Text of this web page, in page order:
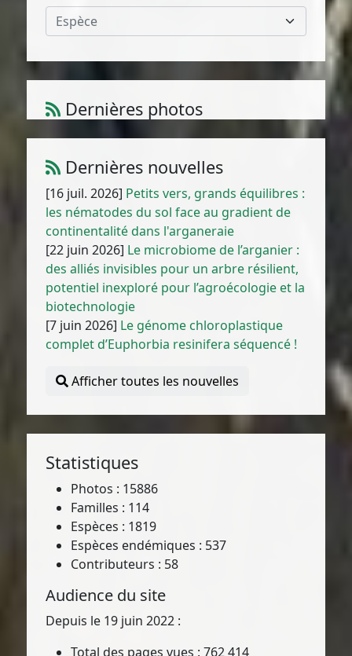
Espèce
Dernières photos
Atriplex parvifolia Lowe
Dernières nouvelles
[16 juil. 2026] Petits vers, grands équilibres :
les nématodes du sol face au gradient de
continentalité dans l'arganeraie
[22 juin 2026] Le microbiome de l’arganier :
des alliés invisibles pour un arbre résilient,
potentiel inexploré pour l’agroécologie et la
biotechnologie
[7 juin 2026] Le génome chloroplastique
complet d’Euphorbia resinifera séquencé !
Afficher toutes les nouvelles
Statistiques
Photos : 15886
Familles : 114
Espèces : 1819
Espèces endémiques : 537
Contributeurs : 58
Audience du site
Depuis le 19 juin 2022 :
Total des pages vues : 762 414